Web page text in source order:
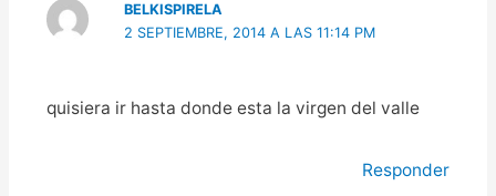
BELKISPIRELA
2 SEPTIEMBRE, 2014 A LAS 11:14 PM
quisiera ir hasta donde esta la virgen del valle
Responder